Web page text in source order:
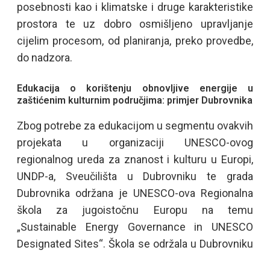
posebnosti kao i klimatske i druge karakteristike
prostora te uz dobro osmišljeno upravljanje
cijelim procesom, od planiranja, preko provedbe,
do nadzora.
Edukacija o korištenju obnovljive energije u
zaštićenim kulturnim područjima: primjer Dubrovnika
Zbog potrebe za edukacijom u segmentu ovakvih
projekata u organizaciji UNESCO-ovog
regionalnog ureda za znanost i kulturu u Europi,
UNDP-a, Sveučilišta u Dubrovniku te grada
Dubrovnika održana je UNESCO-ova Regionalna
škola za jugoistočnu Europu na temu
„Sustainable Energy Governance in UNESCO
Designated Sites“. Škola se održala u Dubrovniku